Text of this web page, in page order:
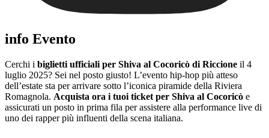
info Evento
Cerchi i biglietti ufficiali per Shiva al Cocoricò di Riccione il 4
luglio 2025? Sei nel posto giusto! L’evento hip-hop più atteso
dell’estate sta per arrivare sotto l’iconica piramide della Riviera
Romagnola. Acquista ora i tuoi ticket per Shiva al Cocoricò e
assicurati un posto in prima fila per assistere alla performance live di
uno dei rapper più influenti della scena italiana.